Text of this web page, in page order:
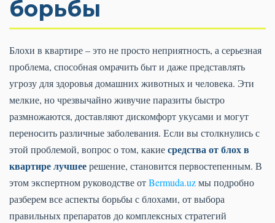
борьбы
Блохи в квартире – это не просто неприятность, а серьезная
проблема, способная омрачить быт и даже представлять
угрозу для здоровья домашних животных и человека. Эти
мелкие, но чрезвычайно живучие паразиты быстро
размножаются, доставляют дискомфорт укусами и могут
переносить различные заболевания. Если вы столкнулись с
этой проблемой, вопрос о том, какиесредства от блох в
квартире лучшеерешение, становится первостепенным. В
этом экспертном руководстве отBermuda.uzмы подробно
разберем все аспекты борьбы с блохами, от выбора
правильных препаратов до комплексных стратегий